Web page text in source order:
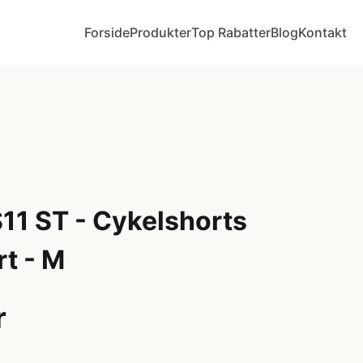
ForsideProdukterTop RabatterBlogKontakt
ST - Cykelshorts
- M